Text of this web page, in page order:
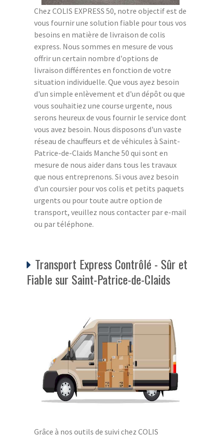
Chez COLIS EXPRESS 50, notre objectif est de
vous fournir une solution fiable pour tous vos
besoins en matière de livraison de colis
express. Nous sommes en mesure de vous
offrir un certain nombre d'options de
livraison différentes en fonction de votre
situation individuelle. Que vous ayez besoin
d'un simple enlèvement et d'un dépôt ou que
vous souhaitiez une course urgente, nous
serons heureux de vous fournir le service dont
vous avez besoin. Nous disposons d'un vaste
réseau de chauffeurs et de véhicules à Saint-
Patrice-de-Claids Manche 50 qui sont en
mesure de nous aider dans tous les travaux
que nous entreprenons. Si vous avez besoin
d'un coursier pour vos colis et petits paquets
urgents ou pour toute autre option de
transport, veuillez nous contacter par e-mail
ou par téléphone.
Transport Express Contrôlé - Sûr et
Fiable sur Saint-Patrice-de-Claids
Grâce à nos outils de suivi chez COLIS